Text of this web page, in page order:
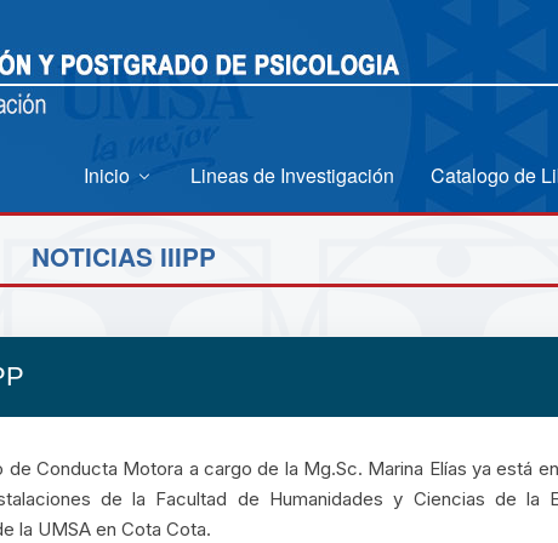
Inicio Lineas de Investigación Catalogo de
NOTICIAS IIIPP
de Conducta Motora a cargo de la Mg.Sc. Marina Elías ya está
de la Facultad de Humanidades y Ciencias de la
la UMSA en Cota Cota.